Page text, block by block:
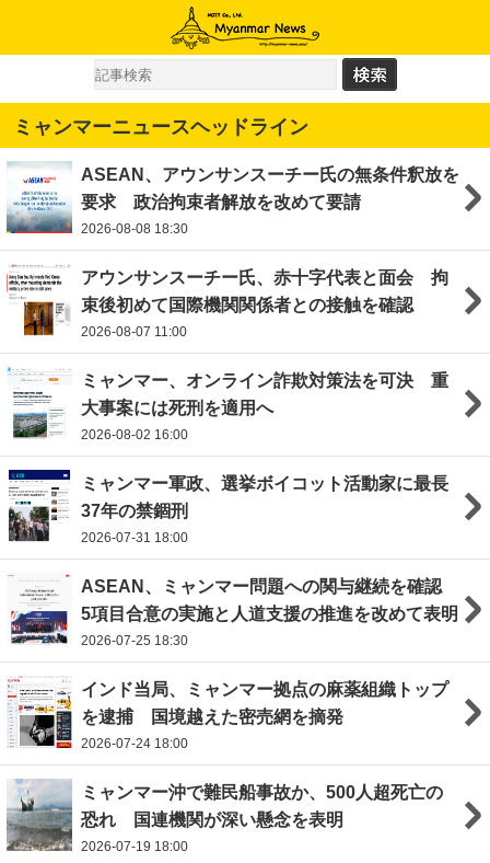
ミャンマーニュースヘッドライン
ASEAN、アウンサンスーチー氏の無条件釈放を
要求 政治拘束者解放を改めて要請
2026-08-08 18:30
アウンサンスーチー氏、赤十字代表と面会 拘
束後初めて国際機関関係者との接触を確認
2026-08-07 11:00
ミャンマー、オンライン詐欺対策法を可決 重
大事案には死刑を適用へ
2026-08-02 16:00
ミャンマー軍政、選挙ボイコット活動家に最長
37年の禁錮刑
2026-07-31 18:00
ASEAN、ミャンマー問題への関与継続を確認
5項目合意の実施と人道支援の推進を改めて表明
2026-07-25 18:30
インド当局、ミャンマー拠点の麻薬組織トップ
を逮捕 国境越えた密売網を摘発
2026-07-24 18:00
ミャンマー沖で難民船事故か、500人超死亡の
恐れ 国連機関が深い懸念を表明
2026-07-19 18:00